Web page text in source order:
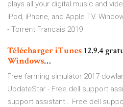
plays all your digital music and
iPod, iPhone, and Apple TV.
- Torrent Francais 2019
TéléchargeriTunes 12.9.4
Windows…
Free farming simulator 2017
UpdateStar - Free dell support
support assistant… Free dell